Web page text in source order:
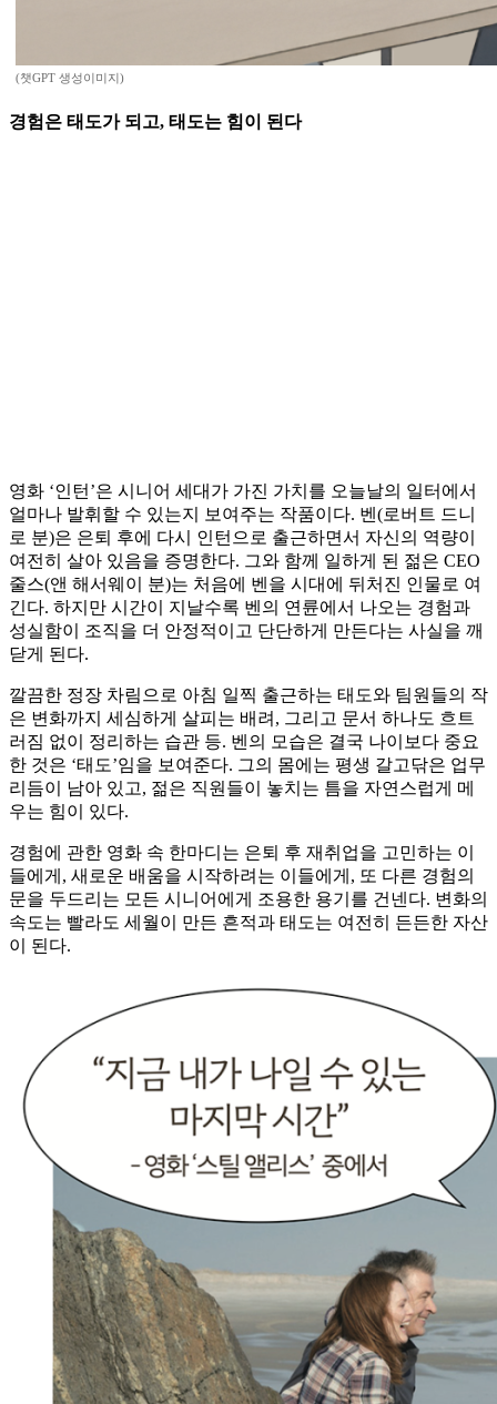
(챗GPT 생성이미지)
경험은 태도가 되고, 태도는 힘이 된다
영화 ‘인턴’은 시니어 세대가 가진 가치를 오늘날의 일터에서
얼마나 발휘할 수 있는지 보여주는 작품이다. 벤(로버트 드니
로 분)은 은퇴 후에 다시 인턴으로 출근하면서 자신의 역량이
여전히 살아 있음을 증명한다. 그와 함께 일하게 된 젊은 CEO
줄스(앤 해서웨이 분)는 처음에 벤을 시대에 뒤처진 인물로 여
긴다. 하지만 시간이 지날수록 벤의 연륜에서 나오는 경험과
성실함이 조직을 더 안정적이고 단단하게 만든다는 사실을 깨
닫게 된다.
깔끔한 정장 차림으로 아침 일찍 출근하는 태도와 팀원들의 작
은 변화까지 세심하게 살피는 배려, 그리고 문서 하나도 흐트
러짐 없이 정리하는 습관 등. 벤의 모습은 결국 나이보다 중요
한 것은 ‘태도’임을 보여준다. 그의 몸에는 평생 갈고닦은 업무
리듬이 남아 있고, 젊은 직원들이 놓치는 틈을 자연스럽게 메
우는 힘이 있다.
경험에 관한 영화 속 한마디는 은퇴 후 재취업을 고민하는 이
들에게, 새로운 배움을 시작하려는 이들에게, 또 다른 경험의
문을 두드리는 모든 시니어에게 조용한 용기를 건넨다. 변화의
속도는 빨라도 세월이 만든 흔적과 태도는 여전히 든든한 자산
이 된다.